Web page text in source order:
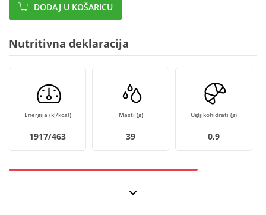
DODAJ U KOŠARICU
Nutritivna deklaracija
Energija (kJ/kcal)
1917/463
Masti (g)
39
Ugljikohidrati (g)
0,9